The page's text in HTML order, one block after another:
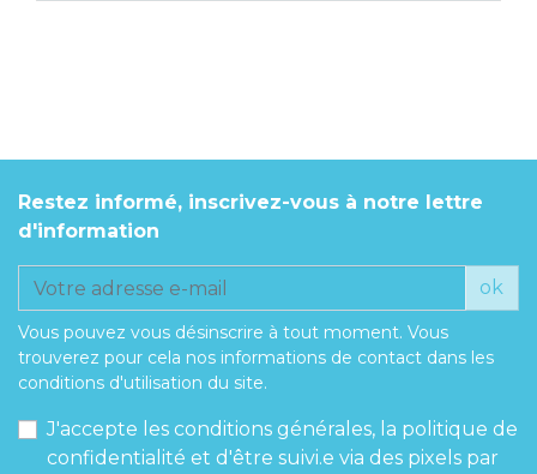
Restez informé, inscrivez-vous à notre lettre
d'information
ok
Vous pouvez vous désinscrire à tout moment. Vous
trouverez pour cela nos informations de contact dans les
conditions d'utilisation du site.
J'accepte les conditions générales, la politique de
confidentialité et d'être suivi.e via des pixels par